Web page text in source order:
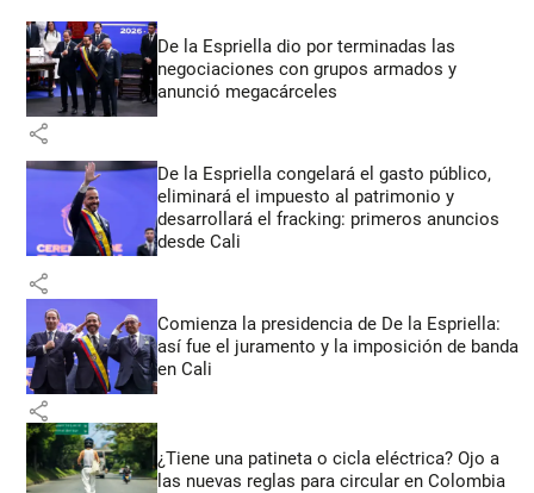
De la Espriella dio por terminadas las
negociaciones con grupos armados y
anunció megacárceles
share
De la Espriella congelará el gasto público,
eliminará el impuesto al patrimonio y
desarrollará el fracking: primeros anuncios
desde Cali
share
Comienza la presidencia de De la Espriella:
así fue el juramento y la imposición de banda
en Cali
share
¿Tiene una patineta o cicla eléctrica? Ojo a
las nuevas reglas para circular en Colombia